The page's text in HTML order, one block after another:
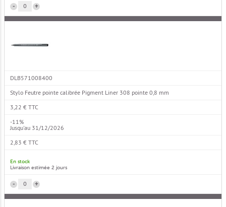
+
-
DLB571008400
Stylo Feutre pointe calibrée Pigment Liner 308 pointe 0,8 mm
3,22 € TTC
-11%
Jusqu'au 31/12/2026
2,83 € TTC
En stock
Livraison estimée 2 jours
+
-